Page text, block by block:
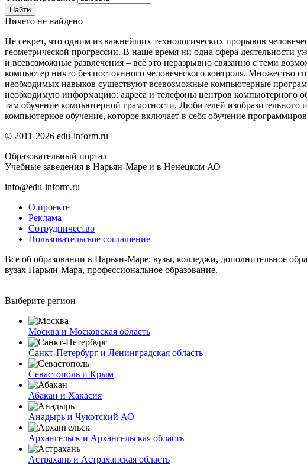
Ничего не найдено
Не секрет, что одним из важнейших технологических прорывов
геометрической прогрессии. В наше время ни одна сфера деятельности
и всевозможные развлечения – всё это неразрывно связанно с теми
компьютер ничто без постоянного человеческого контроля. Множество
необходимых навыков существуют всевозможные компьютерные
необходимую информацию: адреса и телефоны центров компьютерного
там обучение компьютерной грамотности. Любителей изобразительного
компьютерное обучение, которое включает в себя обучение
© 2011-2026 edu-inform.ru
Образовательный портал
Учебные заведения в Нарьян-Маре и в Ненецком АО
info@edu-inform.ru
О проекте
Реклама
Сотрудничество
Пользовательское соглашение
Все об образовании в Нарьян-Маре: вузы, колледжи, дополнительное
вузах Нарьян-Мара, профессиональное образование.
Выберите регион
Москва и Московская область
Санкт-Петербург и Ленинградская область
Севастополь и Крым
Абакан и Хакасия
Анадырь и Чукотский АО
Архангельск и Архангельская область
Астрахань и Астраханская область